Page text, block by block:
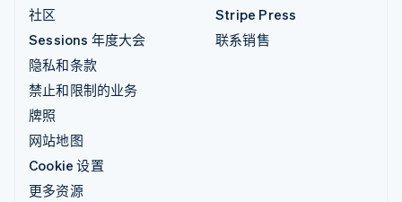
社区
Sessions 年度大会
隐私和条款
禁止和限制的业务
牌照
网站地图
Cookie 设置
更多资源
Stripe Press
联系销售